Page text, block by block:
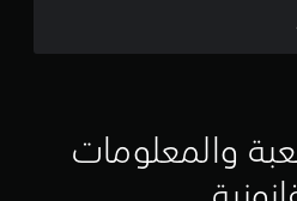
5
ن
والمعلومات